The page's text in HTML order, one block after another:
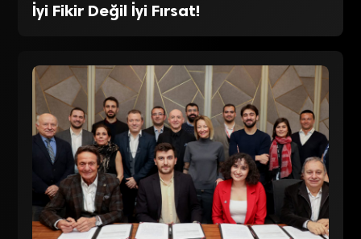
İyi Fikir Değil İyi Fırsat!